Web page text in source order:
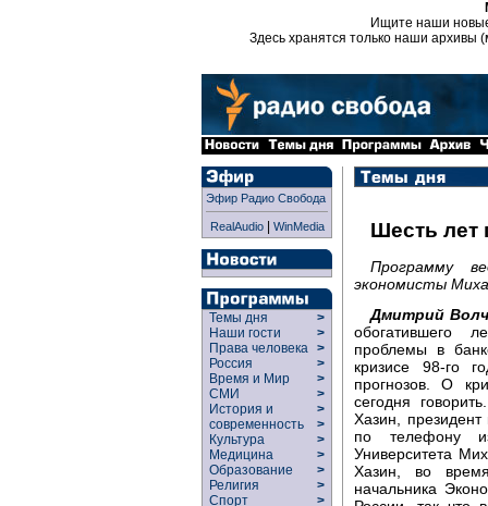
Ищите наши
Здесь хранятся только наши архивы
Эфир Радио Свобода
RealAudio| WinMedia
Темы дня
>
Наши гости
>
Права человека >
Россия
>
Время и Мир
>
СМИ
>
История и
современность
>
>
Культура
>
Медицина
>
Образование
>
Религия
>
Спорт
>
Шесть лет
Программу
экономисты
Дмитрий
обогатившего
проблемы в
кризисе 98-го
прогнозов. О
сегодня
Хазин, президент
по телефону
Университета
Хазин, во
начальника